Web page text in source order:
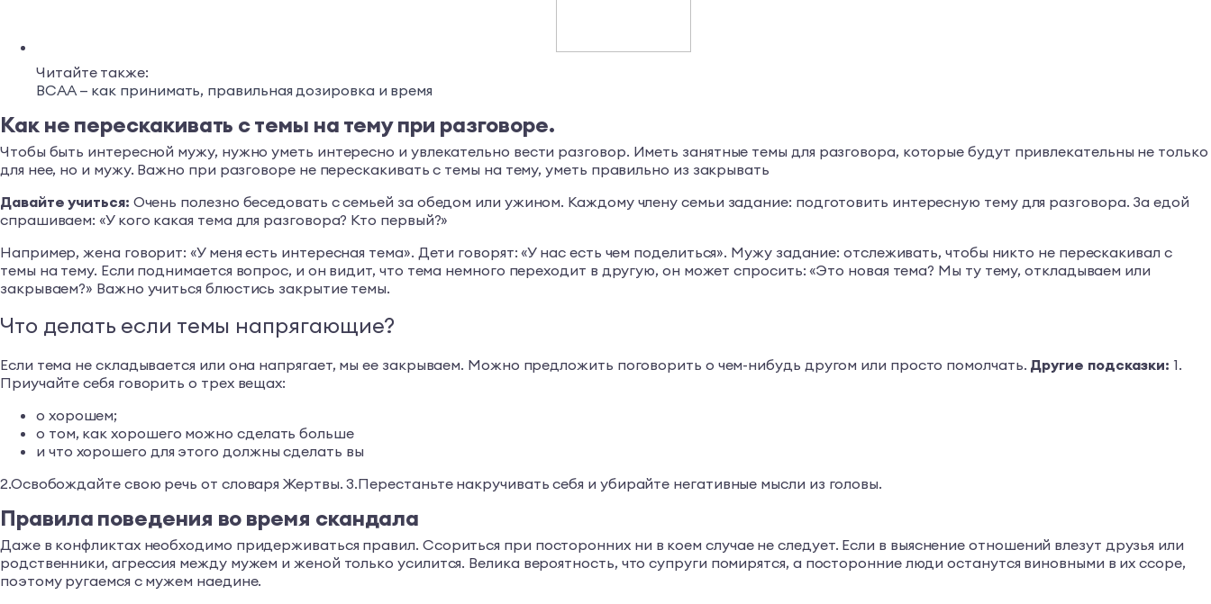
Читайте также:
BCAA — как принимать, правильная дозировка и время
Как не перескакивать с темы на тему при разговоре.
Чтобы быть интересной мужу, нужно уметь интересно и увлекательно вести разговор. Иметь занятные темы для разговора, которые будут привлекательны не только
для нее, но и мужу. Важно при разговоре не перескакивать с темы на тему, уметь правильно из закрывать
Давайте учиться: Очень полезно беседовать с семьей за обедом или ужином. Каждому члену семьи задание: подготовить интересную тему для разговора. За едой
спрашиваем: «У кого какая тема для разговора? Кто первый?»
Например, жена говорит: «У меня есть интересная тема». Дети говорят: «У нас есть чем поделиться». Мужу задание: отслеживать, чтобы никто не перескакивал с
темы на тему. Если поднимается вопрос, и он видит, что тема немного переходит в другую, он может спросить: «Это новая тема? Мы ту тему, откладываем или
закрываем?» Важно учиться блюстись закрытие темы.
Что делать если темы напрягающие?
Если тема не складывается или она напрягает, мы ее закрываем. Можно предложить поговорить о чем-нибудь другом или просто помолчать. Другие подсказки: 1.
Приучайте себя говорить о трех вещах:
о хорошем;
о том, как хорошего можно сделать больше
и что хорошего для этого должны сделать вы
2.Освобождайте свою речь от словаря Жертвы. 3.Перестаньте накручивать себя и убирайте негативные мысли из головы.
Правила поведения во время скандала
Даже в конфликтах необходимо придерживаться правил. Ссориться при посторонних ни в коем случае не следует. Если в выяснение отношений влезут друзья или
родственники, агрессия между мужем и женой только усилится. Велика вероятность, что супруги помирятся, а посторонние люди останутся виновными в их ссоре,
поэтому ругаемся с мужем наедине.